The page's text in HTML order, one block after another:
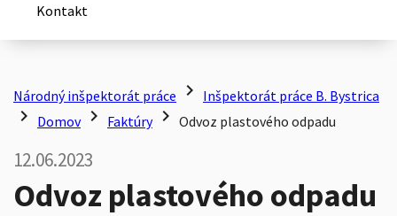
Kontakt
Národný inšpektorát práce chevron_right Inšpektorát práce B. Bystrica
chevron_right Domov chevron_right Faktúry chevron_right Odvoz plastového odpadu
12.06.2023
Odvoz plastového odpadu